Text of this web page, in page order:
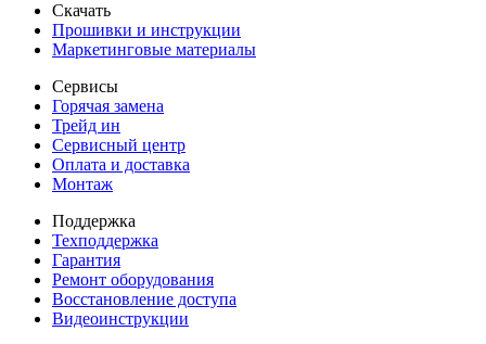
Скачать
Прошивки и инструкции
Маркетинговые материалы
Сервисы
Горячая замена
Трейд ин
Сервисный центр
Оплата и доставка
Монтаж
Поддержка
Техподдержка
Гарантия
Ремонт оборудования
Восстановление доступа
Видеоинструкции